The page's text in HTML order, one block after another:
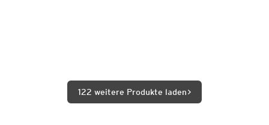
122 weitere Produkte laden